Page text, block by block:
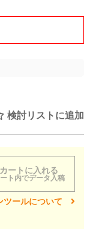
検討リストに追加
カートに入れる
ト内でデータ入稿
ツールについて